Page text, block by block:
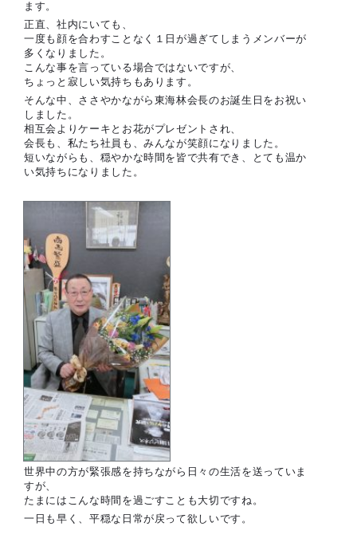
ます。
正直、社内にいても、
一度も顔を合わすことなく１日が過ぎてしまうメンバーが
多くなりました。
こんな事を言っている場合ではないですが、
ちょっと寂しい気持ちもあります。
そんな中、ささやかながら東海林会長のお誕生日をお祝い
しました。
相互会よりケーキとお花がプレゼントされ、
会長も、私たち社員も、みんなが笑顔になりました。
短いながらも、穏やかな時間を皆で共有でき、とても温か
い気持ちになりました。
世界中の方が緊張感を持ちながら日々の生活を送っていま
すが、
たまにはこんな時間を過ごすことも大切ですね。
一日も早く、平穏な日常が戻って欲しいです。